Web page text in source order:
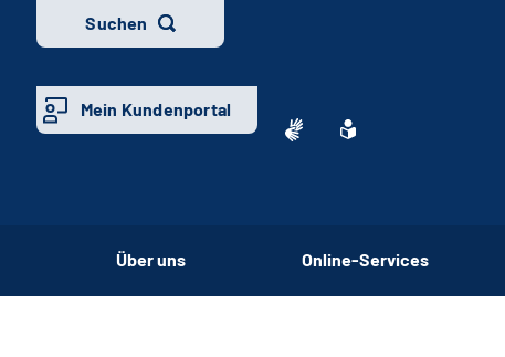
Suchen
Mein Kundenportal
Über uns Online-Services